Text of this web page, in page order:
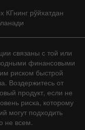
КГнинг рўйхатдан
связаны с той или
финансовыми
риском быстрой
Воздержитесь от
продукт, если не
риска, которому
могут подходить
не всем.